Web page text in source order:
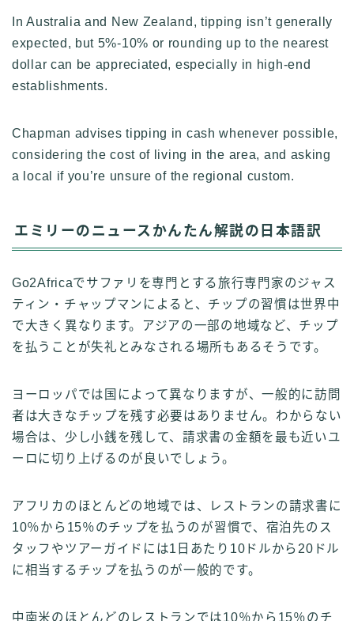
In Australia and New Zealand, tipping isn’t generally
expected, but 5%-10% or rounding up to the nearest
dollar can be appreciated, especially in high-end
establishments.
Chapman advises tipping in cash whenever possible,
considering the cost of living in the area, and asking
a local if you’re unsure of the regional custom.
エミリーのニュースかんたん解説の日本語訳
Go2Africaでサファリを専門とする旅行専門家のジャス
ティン・チャップマンによると、チップの習慣は世界中
で大きく異なります。アジアの一部の地域など、チップ
を払うことが失礼とみなされる場所もあるそうです。
ヨーロッパでは国によって異なりますが、一般的に訪問
者は大きなチップを残す必要はありません。わからない
場合は、少し小銭を残して、請求書の金額を最も近いユ
ーロに切り上げるのが良いでしょう。
アフリカのほとんどの地域では、レストランの請求書に
10％から15％のチップを払うのが習慣で、宿泊先のス
タッフやツアーガイドには1日あたり10ドルから20ドル
に相当するチップを払うのが一般的です。
中南米のほとんどのレストランでは10％から15％のチ